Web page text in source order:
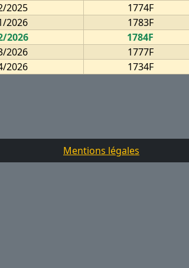
2025
1774F
2026
1783F
2026
1784F
2026
1777F
2026
1734F
Mentions légales